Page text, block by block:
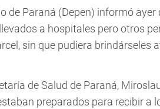
de Paraná (Depen) informó ayer
a hospitales pero otros
sin que pudiera brindárseles
de Salud de Paraná,
preparados para recibir a